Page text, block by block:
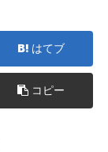
はてブ
コピー